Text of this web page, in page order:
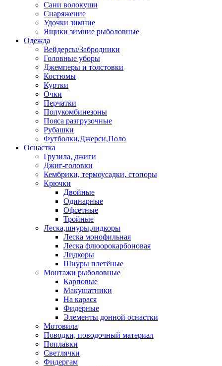
Сани волокуши
Снаряжение
Удочки зимние
Ящики зимние рыболовные
Одежда
Вейдерсы/Забродники
Головные уборы
Джемперы и толстовки
Костюмы
Куртки
Очки
Перчатки
Полукомбинезоны
Пояса разгрузочные
Рубашки
Футболки,Джерси,Поло
Оснастка
Грузила, джиги
Джиг-головки
Кембрики, термоусадки, стопоры
Крючки
Двойные
Одинарные
Офсетные
Тройные
Леска,шнуры,лидкоры
Леска монофильная
Леска флюорокарбоновая
Лидкоры
Шнуры плетёные
Монтажи рыболовные
Карповые
Макушатники
На карася
Фидерные
Элементы донной оснастки
Мотовила
Поводки, поводочный материал
Поплавки
Светлячки
Фидергам